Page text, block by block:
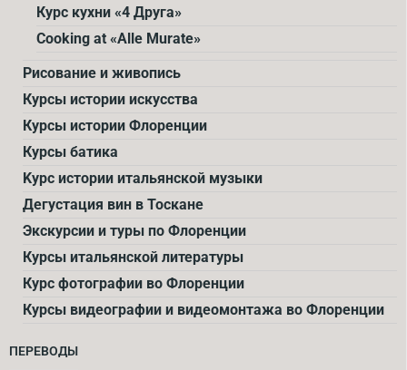
Курс кухни «4 Друга»
Cooking at «Alle Murate»
Рисование и живопись
Курсы истории искусства
Курсы истории Флоренции
Курсы батика
Kурс истории итальянской музыки
Дегустация вин в Тоскане
Экскурсии и туры по Флоренции
Курсы итальянской литературы
Курс фотографии во Флоренции
Курсы видеографии и видеомонтажа во Флоренции
ПЕРЕВОДЫ